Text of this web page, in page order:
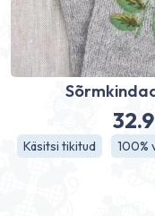
Käsitsi tikitud 100%